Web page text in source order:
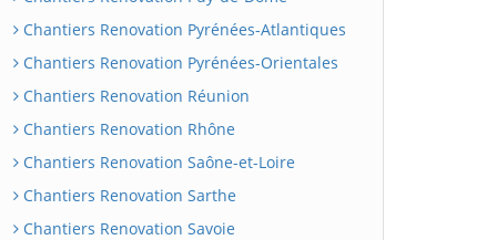
Chantiers Renovation Pyrénées-Atlantiques
Chantiers Renovation Pyrénées-Orientales
Chantiers Renovation Réunion
Chantiers Renovation Rhône
Chantiers Renovation Saône-et-Loire
Chantiers Renovation Sarthe
Chantiers Renovation Savoie